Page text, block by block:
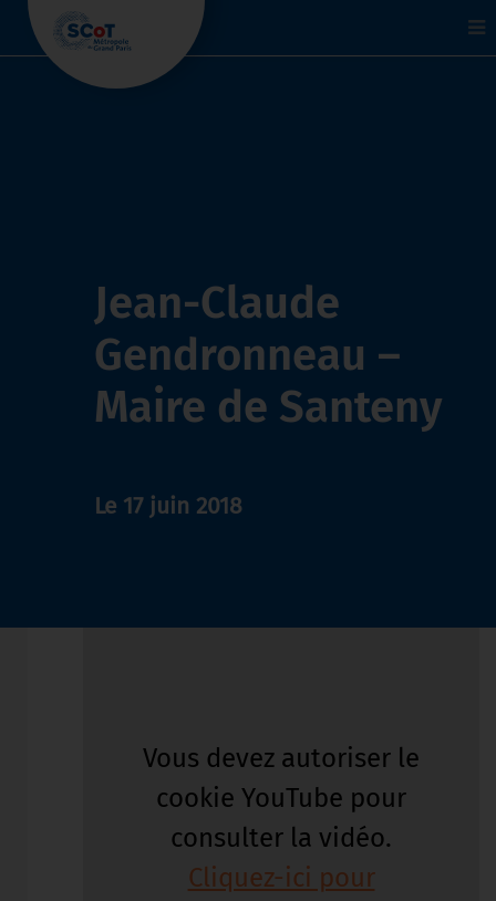
Jean-Claude
Gendronneau –
Maire de Santeny
Le 17 juin 2018
Vous devez autoriser le
cookie YouTube pour
consulter la vidéo.
Cliquez-ici pour